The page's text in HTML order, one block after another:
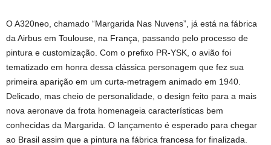
O A320neo, chamado “Margarida Nas Nuvens”, já está na fábrica
da Airbus em Toulouse, na França, passando pelo processo de
pintura e customização. Com o prefixo PR-YSK, o avião foi
tematizado em honra dessa clássica personagem que fez sua
primeira aparição em um curta-metragem animado em 1940.
Delicado, mas cheio de personalidade, o design feito para a mais
nova aeronave da frota homenageia características bem
conhecidas da Margarida. O lançamento é esperado para chegar
ao Brasil assim que a pintura na fábrica francesa for finalizada.